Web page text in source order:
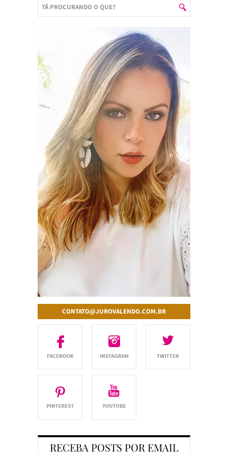
CONTATO@JUROVALENDO.COM.BR
RECEBA POSTS POR EMAIL